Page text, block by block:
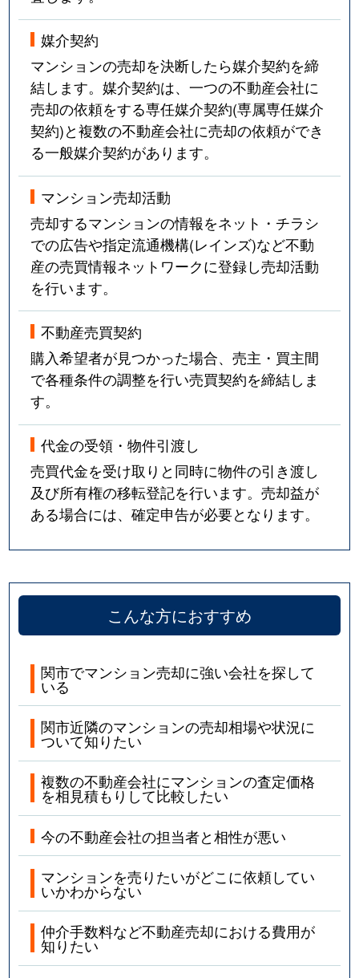
媒介契約
マンションの売却を決断したら媒介契約を締
結します。媒介契約は、一つの不動産会社に
売却の依頼をする専任媒介契約(専属専任媒介
契約)と複数の不動産会社に売却の依頼ができ
る一般媒介契約があります。
マンション売却活動
売却するマンションの情報をネット・チラシ
での広告や指定流通機構(レインズ)など不動
産の売買情報ネットワークに登録し売却活動
を行います。
不動産売買契約
購入希望者が見つかった場合、売主・買主間
で各種条件の調整を行い売買契約を締結しま
す。
代金の受領・物件引渡し
売買代金を受け取りと同時に物件の引き渡し
及び所有権の移転登記を行います。売却益が
ある場合には、確定申告が必要となります。
こんな方におすすめ
関市でマンション売却に強い会社を探して
いる
関市近隣のマンションの売却相場や状況に
ついて知りたい
複数の不動産会社にマンションの査定価格
を相見積もりして比較したい
今の不動産会社の担当者と相性が悪い
マンションを売りたいがどこに依頼してい
いかわからない
仲介手数料など不動産売却における費用が
知りたい